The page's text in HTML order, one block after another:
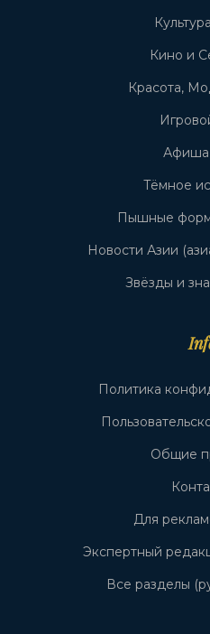
Кино и
Красота,
Тёмное
Пышные
Новости Азии
Звёзды и
Политика
Общие
Для
Экспертный
Все разделы